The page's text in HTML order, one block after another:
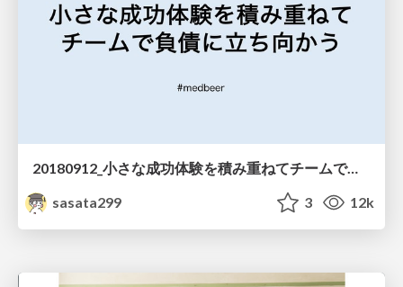
20180912_小さな成功体験を積み重ねてチームで負債に立ち向かう_medbeer.pdf
sasata299
3 12k